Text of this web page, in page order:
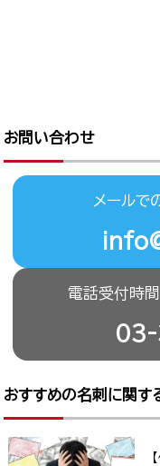
お問い合わせ
メールで
電話受付時
おすすめの名刺に関す